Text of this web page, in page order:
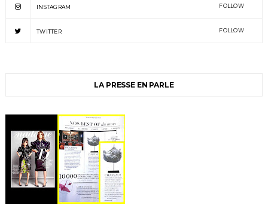
INSTAGRAM FOLLOW
TWITTER FOLLOW
LA PRESSE EN PARLE